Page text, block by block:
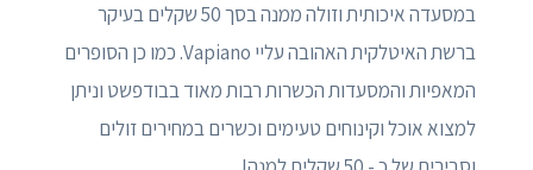
במסעדה איכותית וזולה ממנה בסך 50 שקלים בעיקר
ברשת האיטלקית האהובה עליי Vapiano. כמו כן הסופרים
המאפיות והמסעדות הכשרות רבות מאוד בבודפשט וניתן
למצוא אוכל וקינוחים טעימים וכשרים במחירים זולים